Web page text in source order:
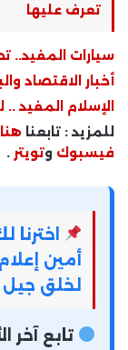
تعرف عليها
سيارات المفيد..
أخبار الاقتصاد
الإسلام المفيد
للمزيد : تابعنا هنا
فيسبوك وتويتر .
اخترنا
أمين
لخلق جيل
تابع آخر